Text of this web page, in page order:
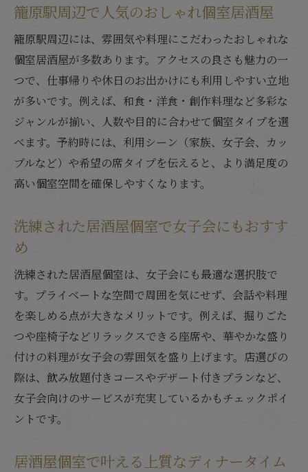
籠原駅周辺で人気のおしゃれ個室居酒屋
籠原駅周辺には、雰囲気や料理にこだわったおしゃれな
個室居酒屋が多数あります。アクセスの良さも魅力の一
つで、仕事帰りや休日のお出かけにも利用しやすい立地
が多いです。例えば、和食・洋食・創作料理など多彩な
ジャンルが揃い、人数や目的に合わせて個室タイプを選
べます。予約時には、利用シーン（家族、女子会、カッ
プルなど）や希望の席タイプを伝えると、より満足度の
高い個室空間を確保しやすくなります。
洗練された居酒屋個室で女子会にもおすす
め
洗練された居酒屋個室は、女子会にも最適な選択肢で
す。プライベートな空間で周囲を気にせず、会話や料理
を楽しめる点が大きなメリットです。例えば、掘りごた
つや座椅子などリラックスできる座席や、華やかな盛り
付けの料理が女子会の雰囲気を盛り上げます。店選びの
際は、飲み放題付きコースやデザート付きプランなど、
女子会向けのサービスが充実しているかもチェックポイ
ントです。
居酒屋個室で叶える上質なディナータイム